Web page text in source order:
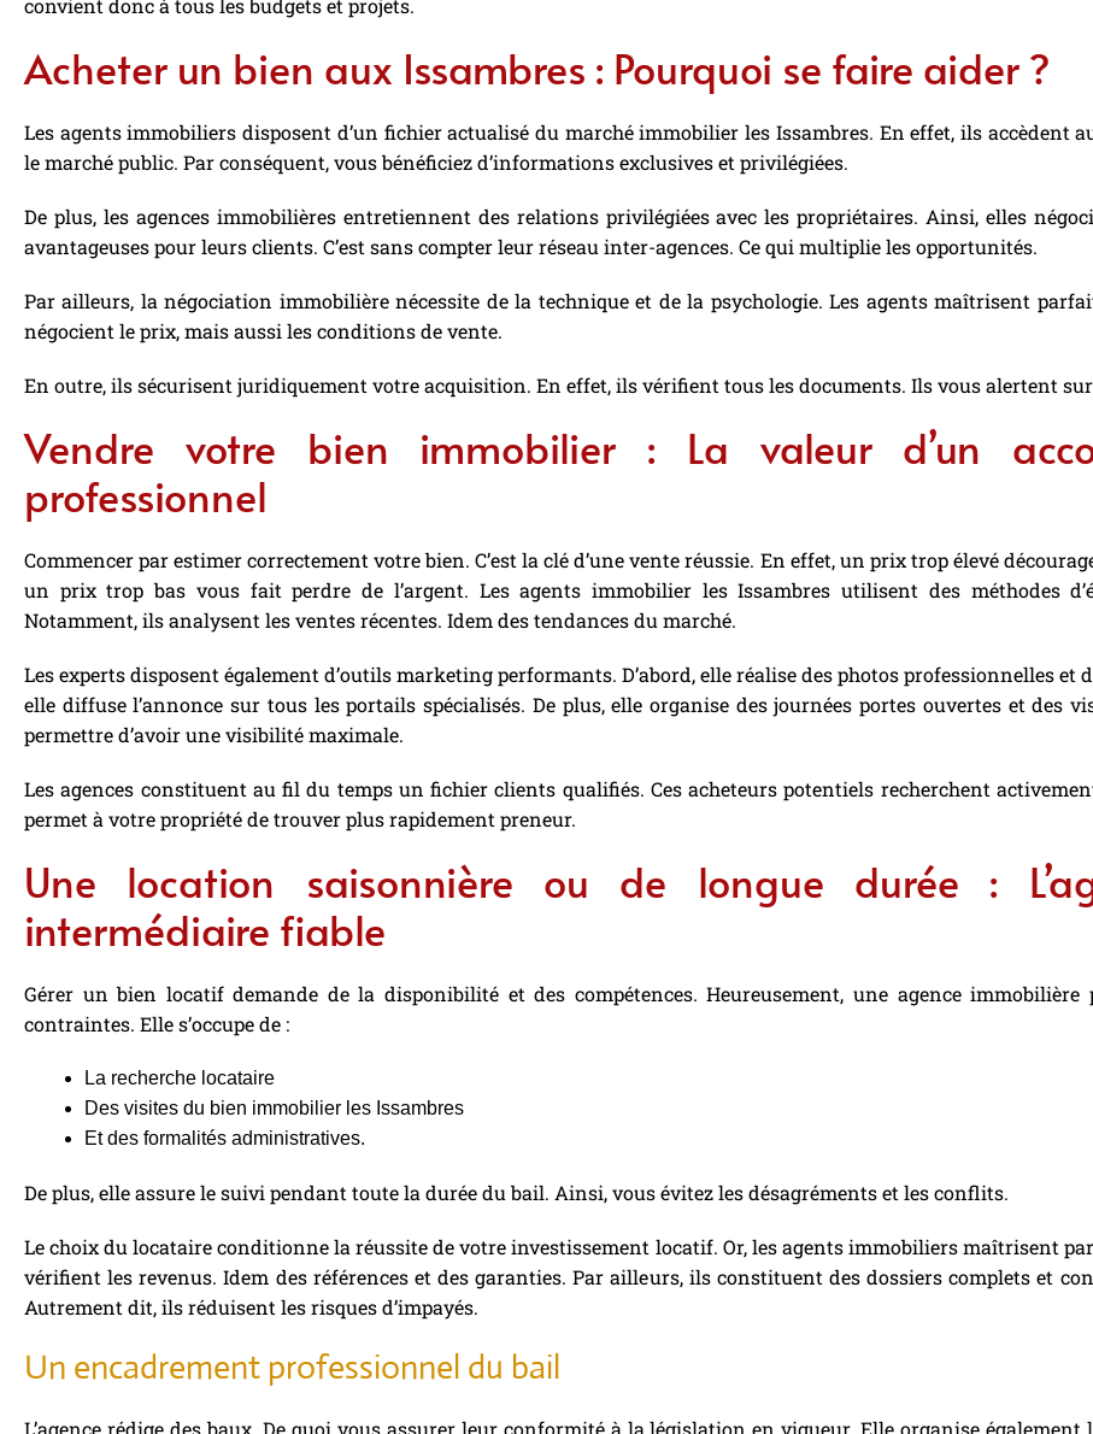
convient donc à tous les budgets et projets.
Acheter un bien aux Issambres : Pourquoi se faire aider ?
Les agents immobiliers disposent d’un fichier actualisé du marché immobilier les Issambres. En effet, ils accèdent
le marché public. Par conséquent, vous bénéficiez d’informations exclusives et privilégiées.
De plus, les agences immobilières entretiennent des relations privilégiées avec les propriétaires. Ainsi, elles
avantageuses pour leurs clients. C’est sans compter leur réseau inter-agences. Ce qui multiplie les opportunités.
Par ailleurs, la négociation immobilière nécessite de la technique et de la psychologie. Les agents maîtrisent
négocient le prix, mais aussi les conditions de vente.
En outre, ils sécurisent juridiquement votre acquisition. En effet, ils vérifient tous les documents. Ils vous alertent
Vendre votre bien immobilier : La valeur d’un
professionnel
Commencer par estimer correctement votre bien. C’est la clé d’une vente réussie. En effet, un prix trop élevé
un prix trop bas vous fait perdre de l’argent. Les agents immobilier les Issambres utilisent des méthodes
Notamment, ils analysent les ventes récentes. Idem des tendances du marché.
Les experts disposent également d’outils marketing performants. D’abord, elle réalise des photos professionnelles et
elle diffuse l’annonce sur tous les portails spécialisés. De plus, elle organise des journées portes ouvertes et des
permettre d’avoir une visibilité maximale.
Les agences constituent au fil du temps un fichier clients qualifiés. Ces acheteurs potentiels recherchent
permet à votre propriété de trouver plus rapidement preneur.
Une location saisonnière ou de longue durée :
intermédiaire fiable
Gérer un bien locatif demande de la disponibilité et des compétences. Heureusement, une agence immobilière
contraintes. Elle s’occupe de :
La recherche locataire
Des visites du bien immobilier les Issambres
Et des formalités administratives.
De plus, elle assure le suivi pendant toute la durée du bail. Ainsi, vous évitez les désagréments et les conflits.
Le choix du locataire conditionne la réussite de votre investissement locatif. Or, les agents immobiliers maîtrisent
vérifient les revenus. Idem des références et des garanties. Par ailleurs, ils constituent des dossiers complets et
Autrement dit, ils réduisent les risques d’impayés.
Un encadrement professionnel du bail
L’agence rédige des baux. De quoi vous assurer leur conformité à la législation en vigueur. Elle organise également